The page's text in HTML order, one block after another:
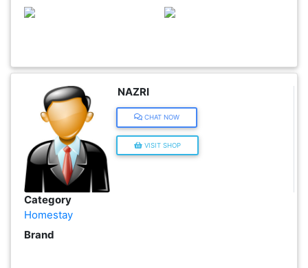
NAZRI
CHAT NOW
VISIT SHOP
Category
Homestay
Brand
MINYAK
PENDIDIKAN(19)
DERMA
INFAK(0)
TUDUNG(0)
ARTIKEL(14)